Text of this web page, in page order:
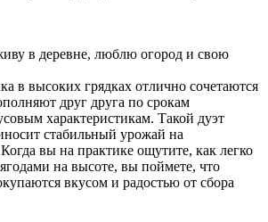
в деревне, люблю огород и свою
в высоких грядках отлично сочетаются
друг друга по срокам
характеристикам. Такой дуэт
стабильный урожай на
вы на практике ощутите, как легко
на высоте, вы поймете, что
вкусом и радостью от сбора